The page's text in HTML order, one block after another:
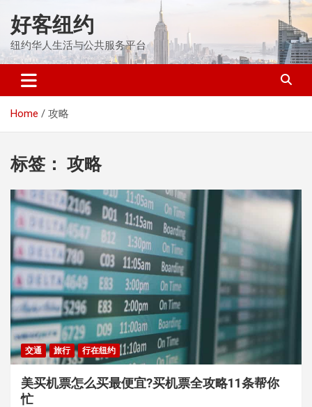
content
好客纽约
纽约华人生活与公共服务平台
Home 攻略
标签： 攻略
交通 旅行 行在纽约
美买机票怎么买最便宜?买机票全攻略11条帮你
忙